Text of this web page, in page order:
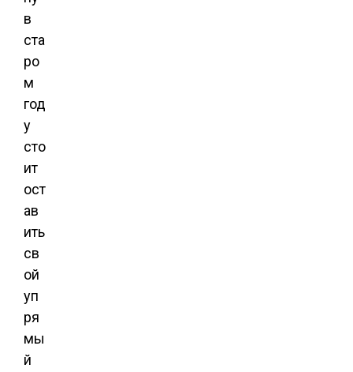
в
ста
ро
м
год
у
сто
ит
ост
ав
ить
св
ой
уп
ря
мы
й